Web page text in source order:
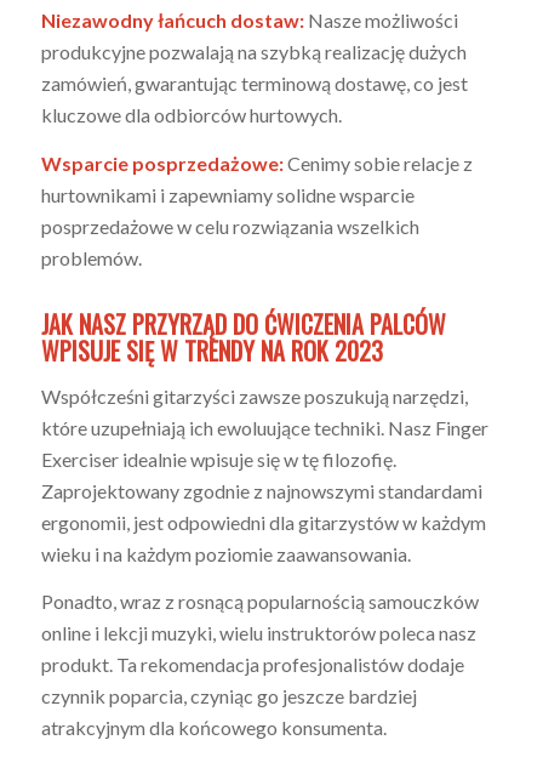
Niezawodny łańcuch dostaw:Nasze możliwości
produkcyjne pozwalają na szybką realizację dużych
zamówień, gwarantując terminową dostawę, co jest
kluczowe dla odbiorców hurtowych.
Wsparcie posprzedażowe:Cenimy sobie relacje z
hurtownikami i zapewniamy solidne wsparcie
posprzedażowe w celu rozwiązania wszelkich
problemów.
JAK NASZ PRZYRZĄD DO ĆWICZENIA PALCÓW
WPISUJE SIĘ W TRENDY NA ROK 2023
Współcześni gitarzyści zawsze poszukują narzędzi,
które uzupełniają ich ewoluujące techniki. Nasz Finger
Exerciser idealnie wpisuje się w tę filozofię.
Zaprojektowany zgodnie z najnowszymi standardami
ergonomii, jest odpowiedni dla gitarzystów w każdym
wieku i na każdym poziomie zaawansowania.
Ponadto, wraz z rosnącą popularnością samouczków
online i lekcji muzyki, wielu instruktorów poleca nasz
produkt. Ta rekomendacja profesjonalistów dodaje
czynnik poparcia, czyniąc go jeszcze bardziej
atrakcyjnym dla końcowego konsumenta.